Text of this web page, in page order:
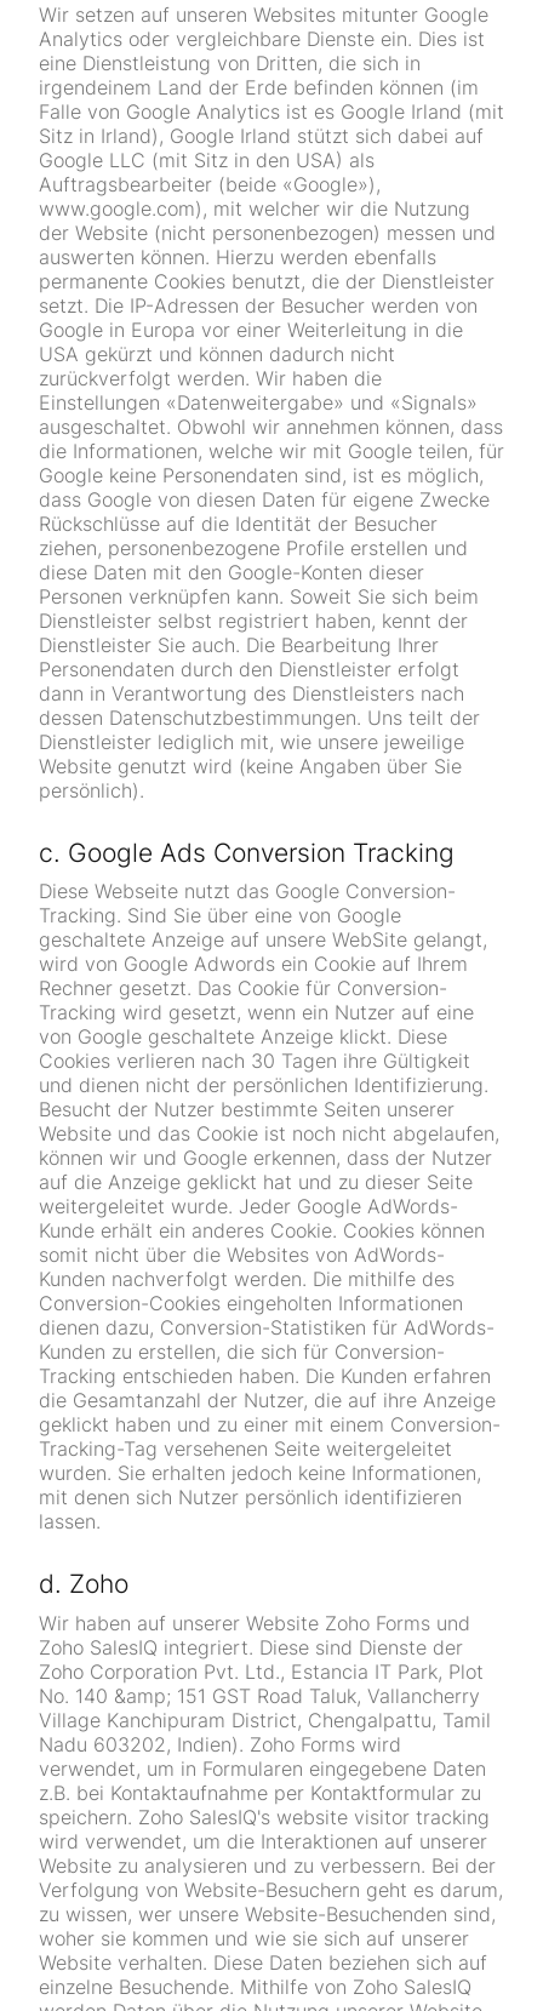
Wir setzen auf unseren Websites mitunter Google
Analytics oder vergleichbare Dienste ein. Dies ist
eine Dienstleistung von Dritten, die sich in
irgendeinem Land der Erde befinden können (im
Falle von Google Analytics ist es Google Irland (mit
Sitz in Irland), Google Irland stützt sich dabei auf
Google LLC (mit Sitz in den USA) als
Auftragsbearbeiter (beide «Google»),
www.google.com), mit welcher wir die Nutzung
der Website (nicht personenbezogen) messen und
auswerten können. Hierzu werden ebenfalls
permanente Cookies benutzt, die der Dienstleister
setzt. Die IP-Adressen der Besucher werden von
Google in Europa vor einer Weiterleitung in die
USA gekürzt und können dadurch nicht
zurückverfolgt werden. Wir haben die
Einstellungen «Datenweitergabe» und «Signals»
ausgeschaltet. Obwohl wir annehmen können, dass
die Informationen, welche wir mit Google teilen, für
Google keine Personendaten sind, ist es möglich,
dass Google von diesen Daten für eigene Zwecke
Rückschlüsse auf die Identität der Besucher
ziehen, personenbezogene Profile erstellen und
diese Daten mit den Google-Konten dieser
Personen verknüpfen kann. Soweit Sie sich beim
Dienstleister selbst registriert haben, kennt der
Dienstleister Sie auch. Die Bearbeitung Ihrer
Personendaten durch den Dienstleister erfolgt
dann in Verantwortung des Dienstleisters nach
dessen Datenschutzbestimmungen. Uns teilt der
Dienstleister lediglich mit, wie unsere jeweilige
Website genutzt wird (keine Angaben über Sie
persönlich).
c. Google Ads Conversion Tracking
Diese Webseite nutzt das Google Conversion-
Tracking. Sind Sie über eine von Google
geschaltete Anzeige auf unsere WebSite gelangt,
wird von Google Adwords ein Cookie auf Ihrem
Rechner gesetzt. Das Cookie für Conversion-
Tracking wird gesetzt, wenn ein Nutzer auf eine
von Google geschaltete Anzeige klickt. Diese
Cookies verlieren nach 30 Tagen ihre Gültigkeit
und dienen nicht der persönlichen Identifizierung.
Besucht der Nutzer bestimmte Seiten unserer
Website und das Cookie ist noch nicht abgelaufen,
können wir und Google erkennen, dass der Nutzer
auf die Anzeige geklickt hat und zu dieser Seite
weitergeleitet wurde. Jeder Google AdWords-
Kunde erhält ein anderes Cookie. Cookies können
somit nicht über die Websites von AdWords-
Kunden nachverfolgt werden. Die mithilfe des
Conversion-Cookies eingeholten Informationen
dienen dazu, Conversion-Statistiken für AdWords-
Kunden zu erstellen, die sich für Conversion-
Tracking entschieden haben. Die Kunden erfahren
die Gesamtanzahl der Nutzer, die auf ihre Anzeige
geklickt haben und zu einer mit einem Conversion-
Tracking-Tag versehenen Seite weitergeleitet
wurden. Sie erhalten jedoch keine Informationen,
mit denen sich Nutzer persönlich identifizieren
lassen.
d. Zoho
Wir haben auf unserer Website Zoho Forms und
Zoho SalesIQ integriert. Diese sind Dienste der
Zoho Corporation Pvt. Ltd., Estancia IT Park, Plot
No. 140 &amp; 151 GST Road Taluk, Vallancherry
Village Kanchipuram District, Chengalpattu, Tamil
Nadu 603202, Indien). Zoho Forms wird
verwendet, um in Formularen eingegebene Daten
z.B. bei Kontaktaufnahme per Kontaktformular zu
speichern. Zoho SalesIQ's website visitor tracking
wird verwendet, um die Interaktionen auf unserer
Website zu analysieren und zu verbessern. Bei der
Verfolgung von Website-Besuchern geht es darum,
zu wissen, wer unsere Website-Besuchenden sind,
woher sie kommen und wie sie sich auf unserer
Website verhalten. Diese Daten beziehen sich auf
einzelne Besuchende. Mithilfe von Zoho SalesIQ